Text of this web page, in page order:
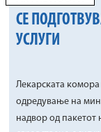
СЕ
УСЛУГИ
Лекарската
одредување на
надвор од пакетот